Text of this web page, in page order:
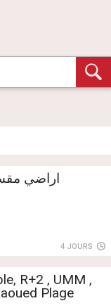
4 JOURS
R+2 , UMM ,
Plage